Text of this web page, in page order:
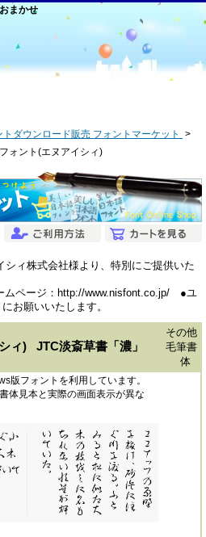
まかせ
トダウンロード販売 フォントマーケット
ォント(エヌアイシィ)
シィ株式会社様より、特別にご提供いた
ムページ：http://www.nisfont.co.jp/ ●ユ
お願いいたします。
ィ) JTC淡斎草書「濃」
その他
毛筆書
体
版フォントを利用しています。
体見本と実際の画面表示が異な